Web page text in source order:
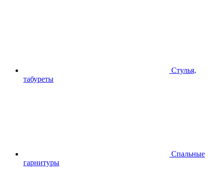
Стулья,
табуреты
Спальные
гарнитуры